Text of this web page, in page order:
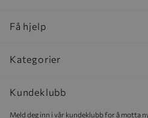
Få hjelp
Kategorier
Kundeklubb
Meld deg inn i vår kundeklubb for å motta